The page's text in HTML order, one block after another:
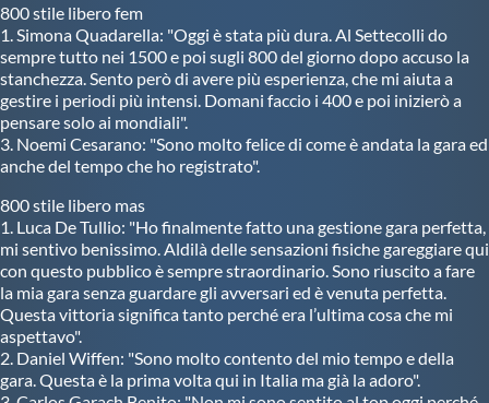
800 stile libero fem
1. Simona Quadarella: "Oggi è stata più dura. Al Settecolli do
sempre tutto nei 1500 e poi sugli 800 del giorno dopo accuso la
stanchezza. Sento però di avere più esperienza, che mi aiuta a
gestire i periodi più intensi. Domani faccio i 400 e poi inizierò a
pensare solo ai mondiali".
3. Noemi Cesarano: "Sono molto felice di come è andata la gara ed
anche del tempo che ho registrato".
800 stile libero mas
1. Luca De Tullio: "Ho finalmente fatto una gestione gara perfetta,
mi sentivo benissimo. Aldilà delle sensazioni fisiche gareggiare qui
con questo pubblico è sempre straordinario. Sono riuscito a fare
la mia gara senza guardare gli avversari ed è venuta perfetta.
Questa vittoria significa tanto perché era l’ultima cosa che mi
aspettavo".
2. Daniel Wiffen: "Sono molto contento del mio tempo e della
gara. Questa è la prima volta qui in Italia ma già la adoro".